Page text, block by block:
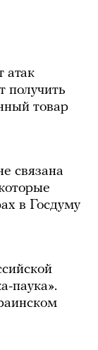
атак
получить
товар
связана
в Госдуму
паука».